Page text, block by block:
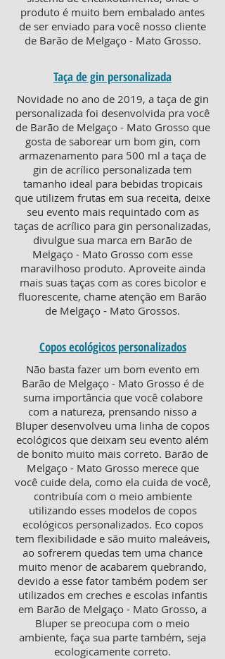
produto é muito bem embalado antes
de ser enviado para você nosso cliente
de Barão de Melgaço - Mato Grosso.
Taça de gin personalizada
Novidade no ano de 2019, a taça de gin
personalizada foi desenvolvida pra você
de Barão de Melgaço - Mato Grosso que
gosta de saborear um bom gin, com
armazenamento para 500 ml a taça de
gin de acrílico personalizada tem
tamanho ideal para bebidas tropicais
que utilizem frutas em sua receita, deixe
seu evento mais requintado com as
taças de acrílico para gin personalizadas,
divulgue sua marca em Barão de
Melgaço - Mato Grosso com esse
maravilhoso produto. Aproveite ainda
mais suas taças com as cores bicolor e
fluorescente, chame atenção em Barão
de Melgaço - Mato Grossos.
Copos ecológicos personalizados
Não basta fazer um bom evento em
Barão de Melgaço - Mato Grosso é de
suma importância que você colabore
com a natureza, prensando nisso a
Bluper desenvolveu uma linha de copos
ecológicos que deixam seu evento além
de bonito muito mais correto. Barão de
Melgaço - Mato Grosso merece que
você cuide dela, como ela cuida de você,
contribuía com o meio ambiente
utilizando esses modelos de copos
ecológicos personalizados. Eco copos
tem flexibilidade e são muito maleáveis,
ao sofrerem quedas tem uma chance
muito menor de acabarem quebrando,
devido a esse fator também podem ser
utilizados em creches e escolas infantis
em Barão de Melgaço - Mato Grosso, a
Bluper se preocupa com o meio
ambiente, faça sua parte também, seja
ecologicamente correto.